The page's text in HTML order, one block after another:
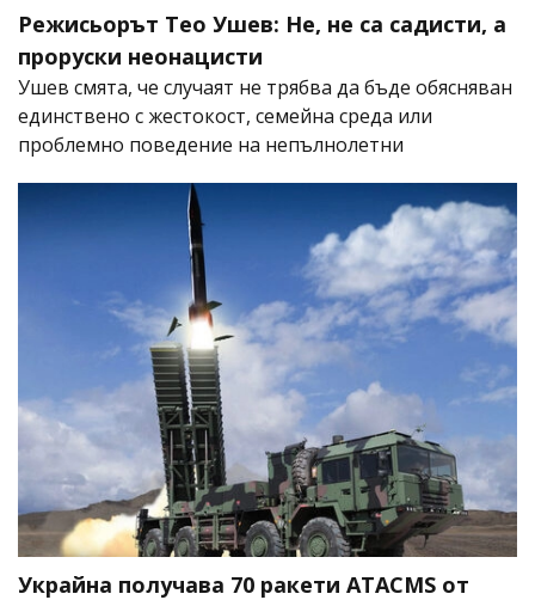
Режисьорът Тео Ушев: Не, не са садисти, а
проруски неонацисти
Ушев смята, че случаят не трябва да бъде обясняван
единствено с жестокост, семейна среда или
проблемно поведение на непълнолетни
Украйна получава 70 ракети ATACMS от